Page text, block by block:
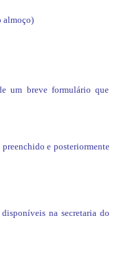
almoço)
um breve formulário que
e posteriormente
na secretaria do